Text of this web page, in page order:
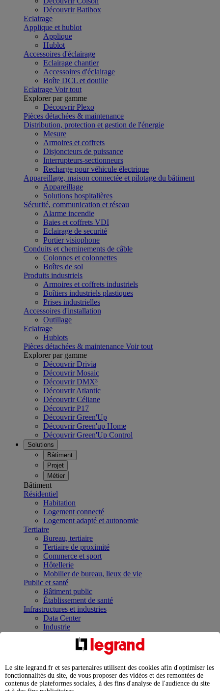
Découvrir Batibox
Eclairage
Applique et hublot
Applique
Hublot
Accessoires d'éclairage
Eclairage chantier
Accessoires d'éclairage
Boîte DCL et douille
Eclairage Voir tout
Explorer par gamme
Découvrir Plexo
Pièces détachées & maintenance
Distribution, protection et gestion de l'énergie
Mesure
Armoires et coffrets
Disjoncteurs de puissance
Interrupteurs-sectionneurs
Recharge pour véhicule électrique
Appareillage, maison connectée et pilotage du bâtiment
Appareillage
Solutions hospitalières
Sécurité, communication et réseau
Alarme incendie
Baies et coffrets VDI
Eclairage de securité
Portier visiophone
Conduits et cheminements de câble
Colonnes et colonnettes
Boîtes de sol
Produits industriels
Armoires et coffrets industriels
Boîtiers industriels plastiques
Prises industrielles
Accessoires d'installation
Outillage
Eclairage
Hublots
Pièces détachées & maintenance Voir tout
Explorer par gamme
Découvrir Drivia
Découvrir Mosaic
Découvrir DMX³
Découvrir Atlantic
Découvrir Céliane
Découvrir P17
Découvrir Green'Up
Découvrir Green'up Home
Découvrir Green'Up Control
Solutions
Bâtiment
Projet
Métier
Bâtiment
Résidentiel
Habitation
Logement connecté
Logement adapté et autonomie
Tertiaire
Bureau, tertiaire
Tertiaire de proximité
Commerce et sport
Hôtellerie
Mobilier de bureau, lieux de vie
Public et santé
Bâtiment public
Établissement de santé
Infrastructures et industries
Data Center
Industrie
Infrastructures
Contrôler et planifier le fonctionnement des appareils
Répartir et optimiser son tableau électrique
Legrand Data Center Solutions : concentrer les
expertises au service de vos performances
Le site legrand.fr et ses partenaires utilisent des cookies afin d'optimiser les
fonctionnalités du site, de vous proposer des vidéos et des remontées de
contenus de plateformes sociales, à des fins d'analyse de l'audience du site